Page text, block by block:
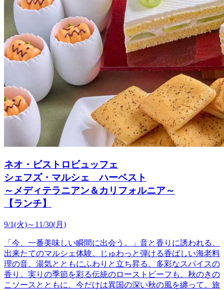
ネオ・ビストロビュッフェ
シェフズ・マルシェ ハーベスト
～メディテラニアン＆カリフォルニア～
【ランチ】
9/1(火)～11/30(月)
「今、一番美味しい瞬間に出会う。」音と香りに誘われる、
出来たてのマルシェ体験。じゅわっと弾ける香ばしい海老料
理の音、湯気とともにふわりと立ち昇る、多彩なスパイスの
香り。実りの季節を彩る伝統のローストビーフも、秋のきの
こソースとともに、今だけは異国の深い秋の風を纏って。旅